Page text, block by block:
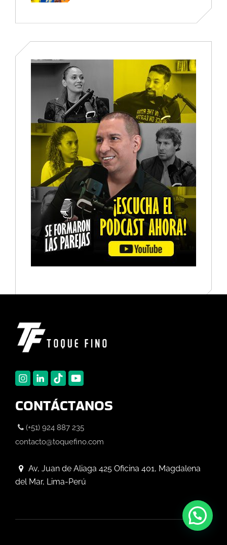
En Marcas Globales
CONTÁCTANOS
(+51) 924 887 235
contacto@toquefino.com
Av, Juan de Aliaga 425 Oficina 401, Magdalena
del Mar, Lima-Perú